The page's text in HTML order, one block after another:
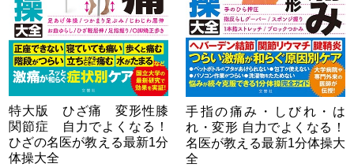
特大版 ひざ痛 変形性膝
関節症 自力でよくなる！
ひざの名医が教える最新1分
体操大全
手指の痛み・しびれ・は
れ・変形 自力でよくなる！
名医が教える最新1分体操大
全